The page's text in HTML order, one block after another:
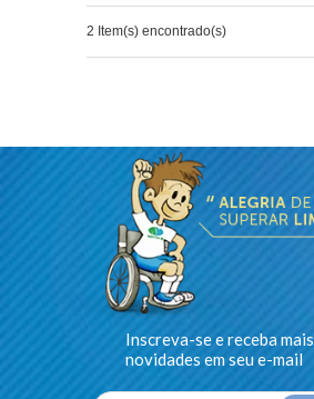
2 Item(s) encontrado(s)
Inscreva-se e receba mais
novidades em seu e-mail